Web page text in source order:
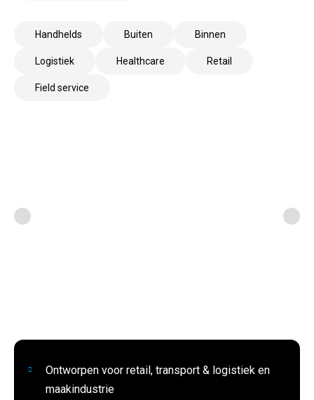
Ontworpen voor retail, transport & logistiek en
maakindustrie
Handhelds Buiten Binnen
Logistiek Healthcare Retail
Field service